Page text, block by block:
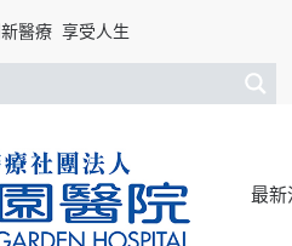
醫療 享受人生
最新